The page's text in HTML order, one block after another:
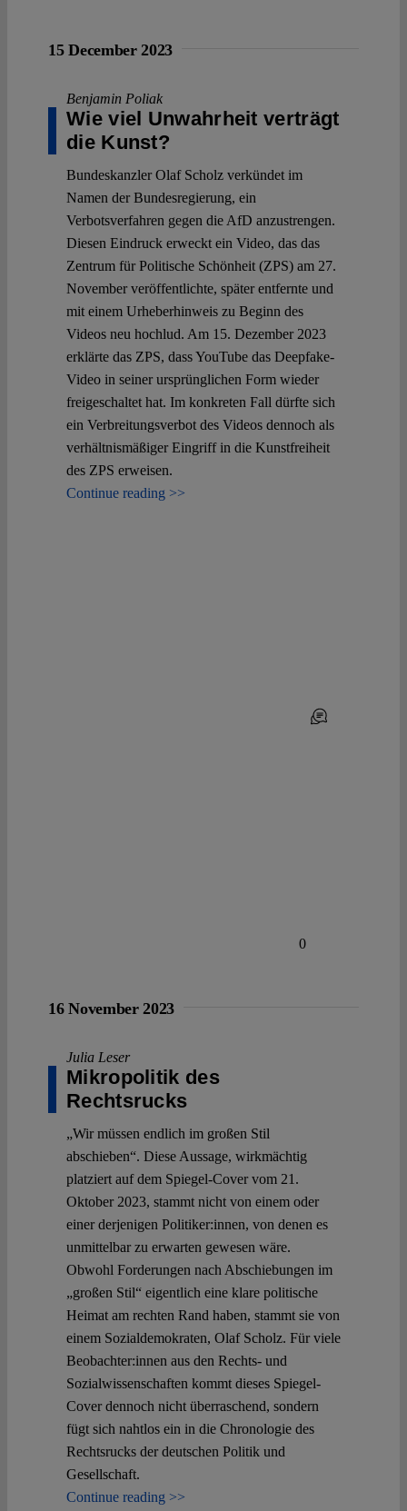
15 December 2023
Benjamin Poliak
Wie viel Unwahrheit verträgt
die Kunst?
Bundeskanzler Olaf Scholz verkündet im
Namen der Bundesregierung, ein
Verbotsverfahren gegen die AfD anzustrengen.
Diesen Eindruck erweckt ein Video, das das
Zentrum für Politische Schönheit (ZPS) am 27.
November veröffentlichte, später entfernte und
mit einem Urheberhinweis zu Beginn des
Videos neu hochlud. Am 15. Dezember 2023
erklärte das ZPS, dass YouTube das Deepfake-
Video in seiner ursprünglichen Form wieder
freigeschaltet hat. Im konkreten Fall dürfte sich
ein Verbreitungsverbot des Videos dennoch als
verhältnismäßiger Eingriff in die Kunstfreiheit
des ZPS erweisen.
Continue reading >>
0
16 November 2023
Julia Leser
Mikropolitik des
Rechtsrucks
„Wir müssen endlich im großen Stil
abschieben“. Diese Aussage, wirkmächtig
platziert auf dem Spiegel-Cover vom 21.
Oktober 2023, stammt nicht von einem oder
einer derjenigen Politiker:innen, von denen es
unmittelbar zu erwarten gewesen wäre.
Obwohl Forderungen nach Abschiebungen im
„großen Stil“ eigentlich eine klare politische
Heimat am rechten Rand haben, stammt sie von
einem Sozialdemokraten, Olaf Scholz. Für viele
Beobachter:innen aus den Rechts- und
Sozialwissenschaften kommt dieses Spiegel-
Cover dennoch nicht überraschend, sondern
fügt sich nahtlos ein in die Chronologie des
Rechtsrucks der deutschen Politik und
Gesellschaft.
Continue reading >>